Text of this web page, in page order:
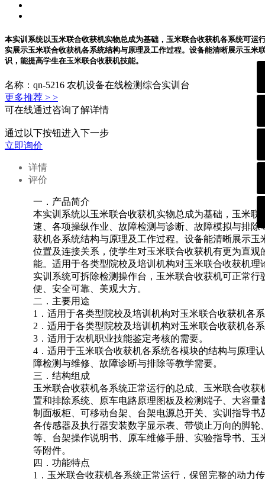
本实训系统以玉米联合收获机实物总成为基础，玉米联合收获机各系统可
实展示玉米联合收获机各系统结构与原理及工作过程。设备能清晰展示玉
识，能提高学生在玉米联合收获机技能。
名称：qn-5216 农机设备在线检测综合实训台
更多推荐 > >
可在线通过咨询了解详情
通过以下按钮进入下一步
立即询价
详情
评价
一．产品简介
本实训系统以玉米联合收获机实物总成为基础，玉米
速、各项操纵作业、故障检测与诊断、故障模拟与排
获机各系统结构与原理及工作过程。设备能清晰展示
位置及连接关系，使学生对玉米联合收获机有更为直
能。适用于各类型院校及培训机构对玉米联合收获机理
实训系统可拆除检测操作台，玉米联合收获机可正常
便、安全可靠、美观大方。
二．主要用途
1．适用于各类型院校及培训机构对玉米联合收获机各
2．适用于各类型院校及培训机构对玉米联合收获机各
3．适用于农机职业技能鉴定考核的需要。
4．适用于玉米联合收获机各系统各模块的结构与原理
障检测与维修、故障诊断与排除等教学需要。
三．结构组成
玉米联合收获机各系统正常运行的总成、玉米联合收
置和排除系统、原车电路原理图板及检测端子、大容
制面板柜、可移动台架、台架电源总开关、实训指导书
各传感器及执行器安装数字显示表、带锁止万向的脚
等、台架操作说明书、原车维修手册、实验指导书、
等附件。
四．功能特点
1．玉米联合收获机各系统正常运行，保留完整的动力